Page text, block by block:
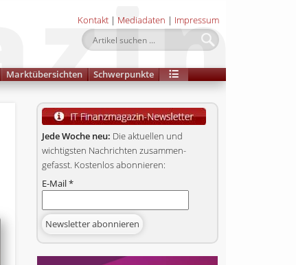
Kontakt | Mediadaten | Impressum
Marktübersichten Schwerpunkte
Jede Woche neu: Die aktuellen und
wichtigsten Nachrichten zusammen­
gefasst. Kostenlos abonnieren:
E-Mail*